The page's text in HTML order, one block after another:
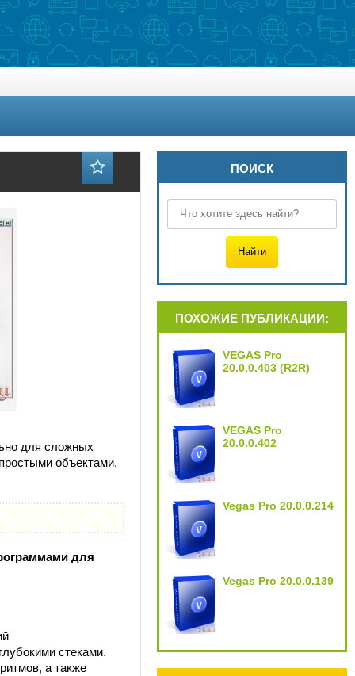
для сложных
объектами,
для
стеками.
а также
ПОИСК
ПОХОЖИЕ ПУБЛИКАЦИИ:
VEGAS Pro
20.0.0.403 (R2R)
VEGAS Pro
20.0.0.402
Vegas Pro 20.0.0.214
Vegas Pro 20.0.0.139